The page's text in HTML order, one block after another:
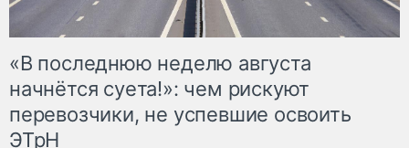
«В последнюю неделю августа
начнётся суета!»: чем рискуют
перевозчики, не успевшие освоить
ЭТрН